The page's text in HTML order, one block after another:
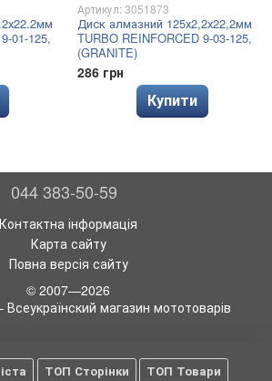
01-125,
Артикул: 3051873
Диск алмазний 125х2,2х22,2мм
TURBO REINFORCED 9-03-125,
(GRANITE)
286 грн
Купити
044 383-50-59
Контактна інформація
Карта сайту
Повна версія сайту
© 2007—2026
магазин мототоварів
ТОП Сторінки
ТОП Товари